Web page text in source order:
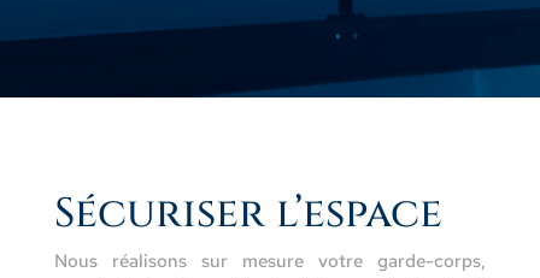
Sécuriser l’espace
Nous réalisons sur mesure votre garde-corps,